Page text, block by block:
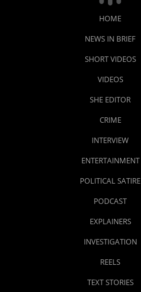
HOME
NEWS IN BRIEF
SHORT VIDEOS
VIDEOS
SHE EDITOR
CRIME
INTERVIEW
ENTERTAINMENT
POLITICAL SATIRE
PODCAST
EXPLAINERS
INVESTIGATION
REELS
TEXT STORIES